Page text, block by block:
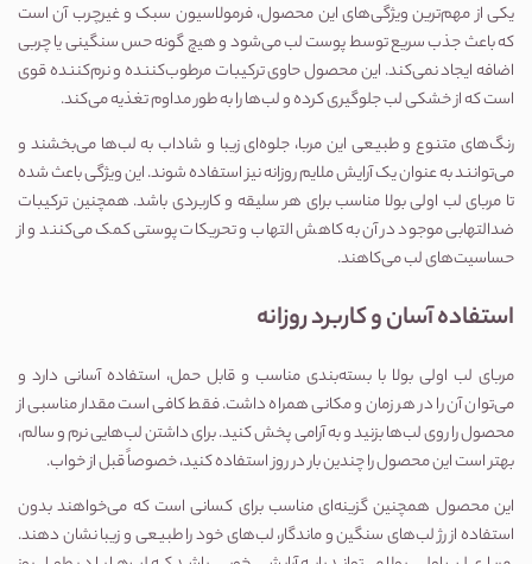
یکی از مهم‌ترین ویژگی‌های این محصول، فرمولاسیون سبک و غیرچرب آن است
که باعث جذب سریع توسط پوست لب می‌شود و هیچ گونه حس سنگینی یا چربی
اضافه ایجاد نمی‌کند. این محصول حاوی ترکیبات مرطوب‌کننده و نرم‌کننده قوی
است که از خشکی لب جلوگیری کرده و لب‌ها را به طور مداوم تغذیه می‌کند.
رنگ‌های متنوع و طبیعی این مربا، جلوه‌ای زیبا و شاداب به لب‌ها می‌بخشند و
می‌توانند به عنوان یک آرایش ملایم روزانه نیز استفاده شوند. این ویژگی باعث شده
تا مربای لب اولی بولا مناسب برای هر سلیقه و کاربردی باشد. همچنین ترکیبات
ضدالتهابی موجود در آن به کاهش التهاب و تحریکات پوستی کمک می‌کنند و از
حساسیت‌های لب می‌کاهند.
استفاده آسان و کاربرد روزانه
مربای لب اولی بولا با بسته‌بندی مناسب و قابل حمل، استفاده آسانی دارد و
می‌توان آن را در هر زمان و مکانی همراه داشت. فقط کافی است مقدار مناسبی از
محصول را روی لب‌ها بزنید و به آرامی پخش کنید. برای داشتن لب‌هایی نرم و سالم،
بهتر است این محصول را چندین بار در روز استفاده کنید، خصوصاً قبل از خواب.
این محصول همچنین گزینه‌ای مناسب برای کسانی است که می‌خواهند بدون
استفاده از رژ لب‌های سنگین و ماندگار، لب‌های خود را طبیعی و زیبا نشان دهند.